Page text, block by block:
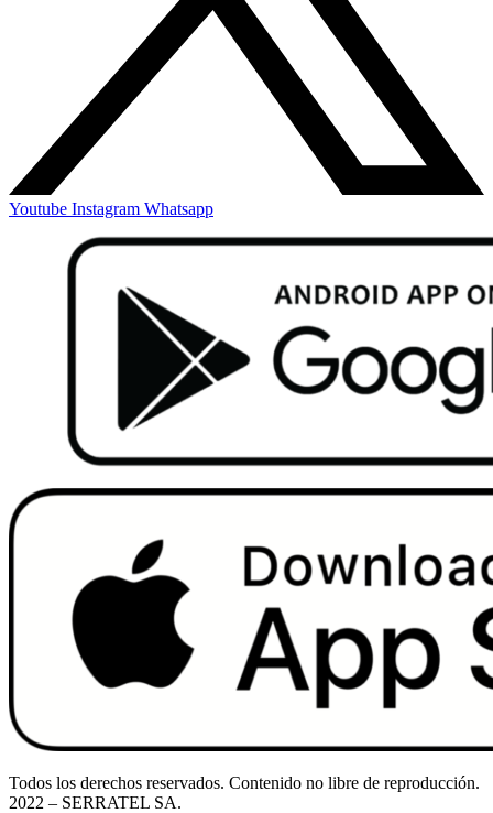
Youtube Instagram Whatsapp
Todos los derechos reservados. Contenido no libre de reproducción.
2022 – SERRATEL SA.